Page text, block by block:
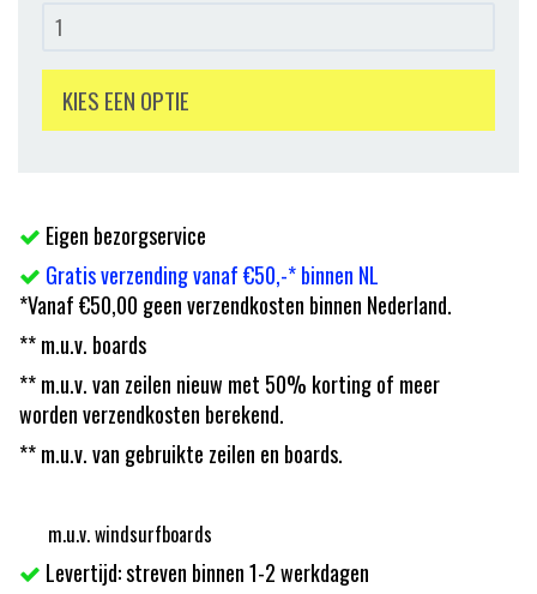
KIES EEN OPTIE
Eigen bezorgservice
Gratis verzending vanaf €50,-* binnen NL
*Vanaf €50,00 geen verzendkosten binnen Nederland.
** m.u.v. boards
** m.u.v. van zeilen nieuw met 50% korting of meer
worden verzendkosten berekend.
** m.u.v. van gebruikte zeilen en boards.
m.u.v. windsurfboards
Levertijd: streven binnen 1-2 werkdagen